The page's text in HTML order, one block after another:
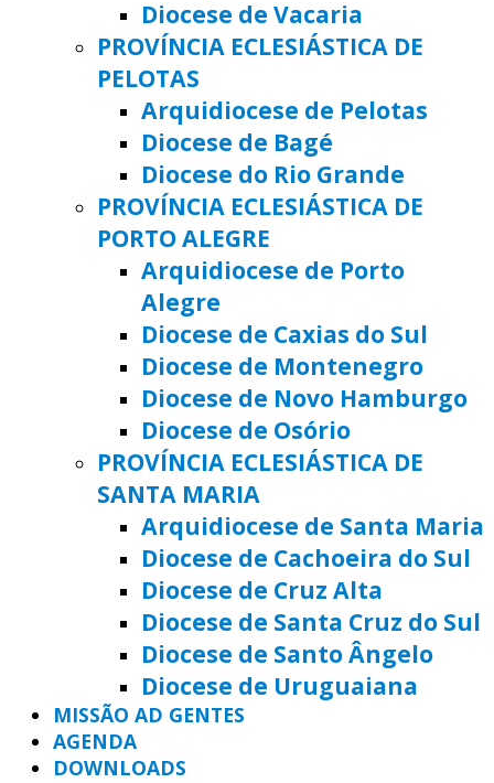
Diocese de Vacaria
PROVÍNCIA ECLESIÁSTICA DE
PELOTAS
Arquidiocese de Pelotas
Diocese de Bagé
Diocese do Rio Grande
PROVÍNCIA ECLESIÁSTICA DE
PORTO ALEGRE
Arquidiocese de Porto
Alegre
Diocese de Caxias do Sul
Diocese de Montenegro
Diocese de Novo Hamburgo
Diocese de Osório
PROVÍNCIA ECLESIÁSTICA DE
SANTA MARIA
Arquidiocese de Santa Maria
Diocese de Cachoeira do Sul
Diocese de Cruz Alta
Diocese de Santa Cruz do Sul
Diocese de Santo Ângelo
Diocese de Uruguaiana
MISSÃO AD GENTES
AGENDA
DOWNLOADS